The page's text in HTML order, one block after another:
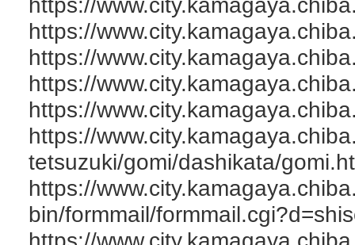
https://
https://
https://
https://
https://
https://
tetsuzuki/gomi/dashikata/
https://
bin/formmail/